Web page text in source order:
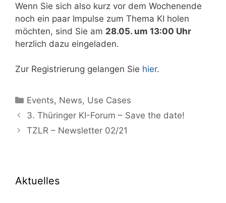
Wenn Sie sich also kurz vor dem Wochenende
noch ein paar Impulse zum Thema KI holen
möchten, sind Sie am 28.05. um 13:00 Uhr
herzlich dazu eingeladen.
Zur Registrierung gelangen Sie hier.
Kategorien
Events, News, Use Cases
3. Thüringer KI-Forum – Save the date!
TZLR – Newsletter 02/21
Aktuelles